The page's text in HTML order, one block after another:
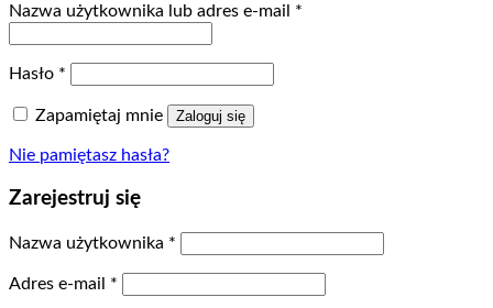
Nazwa użytkownika lub adres e-mail *
Hasło *
Zapamiętaj mnie Zaloguj się
Nie pamiętasz hasła?
Zarejestruj się
Nazwa użytkownika *
Adres e-mail *